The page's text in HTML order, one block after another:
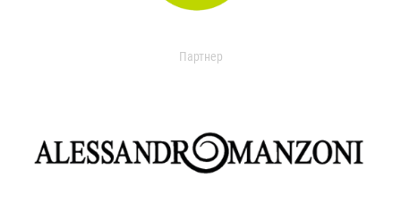
Партнер